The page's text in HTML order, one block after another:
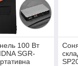
100 Вт
SGR-